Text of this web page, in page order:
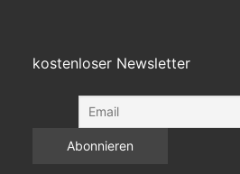
kostenloser Newsletter